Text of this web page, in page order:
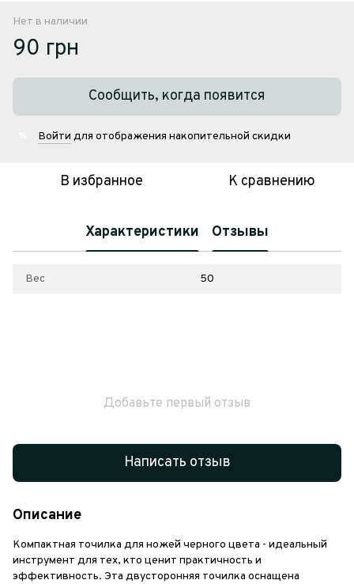
Нет в наличии
90 грн
Сообщить, когда появится
Войти для отображения накопительной скидки
В избранное К сравнению
Характеристики Отзывы
Вес 50
Добавьте первый отзыв
Написать отзыв
Описание
Компактная точилка для ножей черного цвета - идеальный
инструмент для тех, кто ценит практичность и
эффективность. Эта двусторонняя точилка оснащена